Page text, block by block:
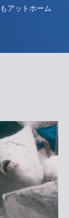
アットホーム